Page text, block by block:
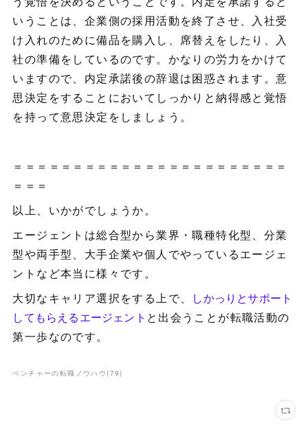
いうことは、企業側の採用活動を終了させ、入社受
け入れのために備品を購入し、席替えをしたり、入
社の準備をしているのです。かなりの労力をかけて
いますので、内定承諾後の辞退は困惑されます。意
思決定をすることにおいてしっかりと納得感と覚悟
を持って意思決定をしましょう。
＝＝＝＝＝＝＝＝＝＝＝＝＝＝＝＝＝＝＝＝＝＝＝
＝＝＝
以上、いかがでしょうか。
エージェントは総合型から業界・職種特化型、分業
型や両手型、大手企業や個人でやっているエージェ
ントなど本当に様々です。
大切なキャリア選択をする上で、
しかっりとサポート
してもらえるエージェント と出会うことが転職活動の
第一歩なのです。
ベンチャーの転職ノウハウ(79)